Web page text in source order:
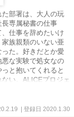
部署は、大人の玩
専属秘書の仕事
仕事を辞めたいけ
族親類のいない亜
た。好きだとか愛
な実験で処女なの
と抱いてくれると
い。ALICEプロジェ
々しちゃう亜梨子
| 登録日 2020.1.30